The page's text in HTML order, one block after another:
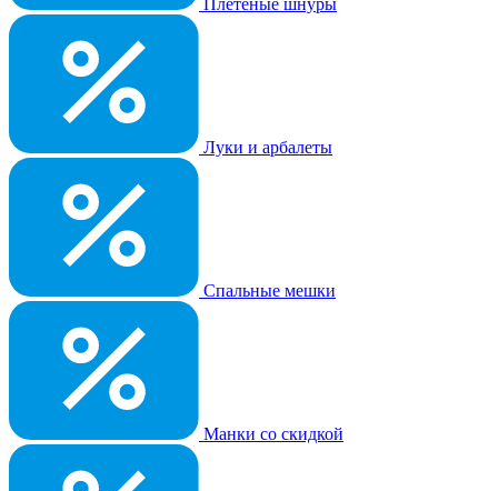
Плетеные шнуры
Луки и арбалеты
Спальные мешки
Манки со скидкой